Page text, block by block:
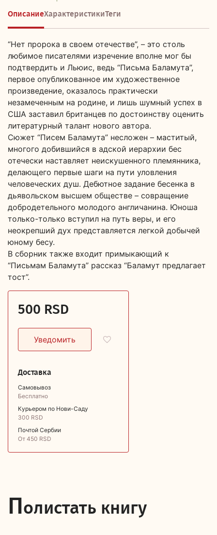
ОписаниеХарактеристикиТеги
“Нет пророка в своем отечестве”, – это столь
любимое писателями изречение вполне мог бы
подтвердить и Льюис, ведь “Письма Баламута”,
первое опубликованное им художественное
произведение, оказалось практически
незамеченным на родине, и лишь шумный успех в
США заставил британцев по достоинству оценить
литературный талант нового автора.
Сюжет “Писем Баламута” несложен – маститый,
многого добившийся в адской иерархии бес
отечески наставляет неискушенного племянника,
делающего первые шаги на пути уловления
человеческих душ. Дебютное задание бесенка в
дьявольском высшем обществе – совращение
добродетельного молодого англичанина. Юноша
только-только вступил на путь веры, и его
неокрепший дух представляется легкой добычей
юному бесу.
В сборник также входит примыкающий к
“Письмам Баламута” рассказ “Баламут предлагает
тост”.
500 RSD
Доставка
Самовывоз
Бесплатно
Курьером по Нови-Саду
300 RSD
Почтой Сербии
От 450 RSD
Полистать книгу